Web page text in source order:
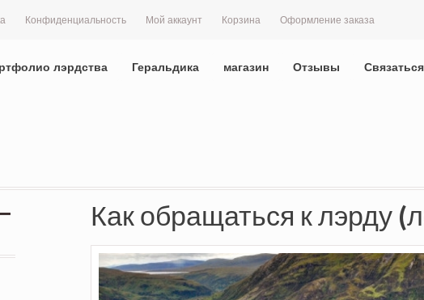
Конфиденциальность Мой аккаунт Корзина Оформление заказа
лэрдства Геральдика магазин Отзывы
Как обращаться к лэрду